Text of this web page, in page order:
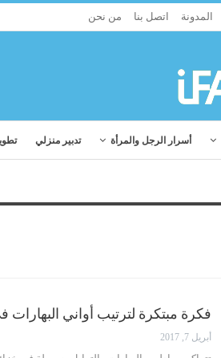
المدونة اتصل بنا من نحن
أسرار الرجل والمرأة تدبير منزلي
فكرة مبتكرة لترتيب أواني
أبريل 7, 2017